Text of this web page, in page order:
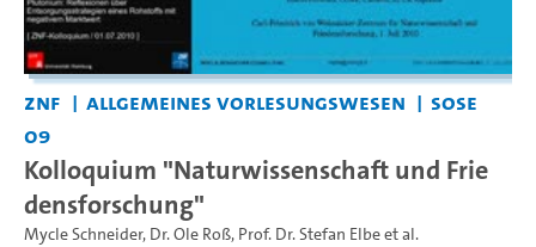
ZNF Allgemeines Vorlesungswesen
SoSe
09
Kolloquium "Naturwissenschaft und Frie
densforschung"
Mycle Schneider, Dr. Ole Roß, Prof. Dr. Stefan Elbeet al.